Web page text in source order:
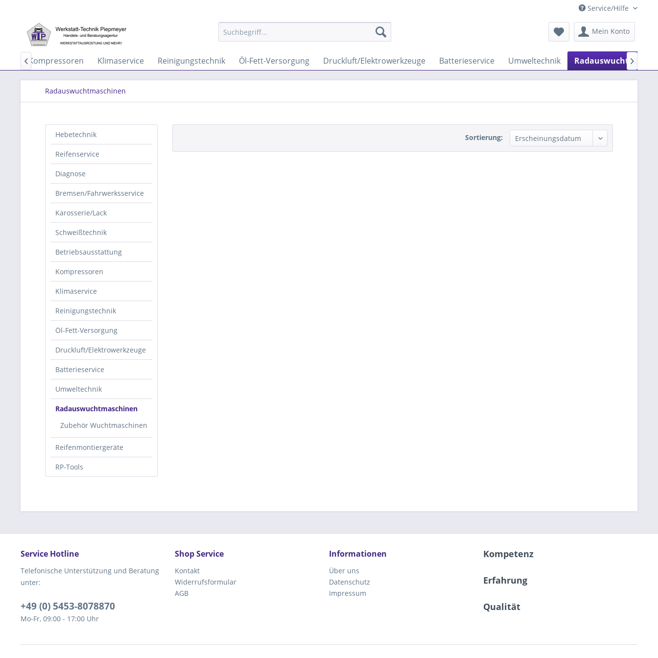
Service/Hilfe
Mein Konto
Kompressoren Klimaservice Reinigungstechnik Öl-Fett-Versorgung Druckluft/Elektrowerkzeuge Batterieservice Umweltechnik
 
Radauswuchtmaschinen
Hebetechnik
Reifenservice
Diagnose
Bremsen/Fahrwerksservice
Karosserie/Lack
Schweißtechnik
Betriebsausstattung
Kompressoren
Klimaservice
Reinigungstechnik
Öl-Fett-Versorgung
Druckluft/Elektrowerkzeuge
Batterieservice
Umweltechnik
Radauswuchtmaschinen
Zubehör Wuchtmaschinen
Reifenmontiergeräte
RP-Tools
Sortierung:
Service Hotline
Telefonische Unterstützung und Beratung
unter:
+49 (0) 5453-8078870
Mo-Fr, 09:00 - 17:00 Uhr
Shop Service
Kontakt
Widerrufsformular
AGB
Informationen
Über uns
Datenschutz
Impressum
Kompetenz
Erfahrung
Qualität